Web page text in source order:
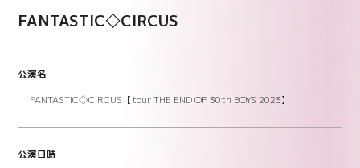
FANTASTIC◇CIRCUS
公演名
FANTASTIC◇CIRCUS【tour THE END OF 30th BOYS 2023】
公演日時